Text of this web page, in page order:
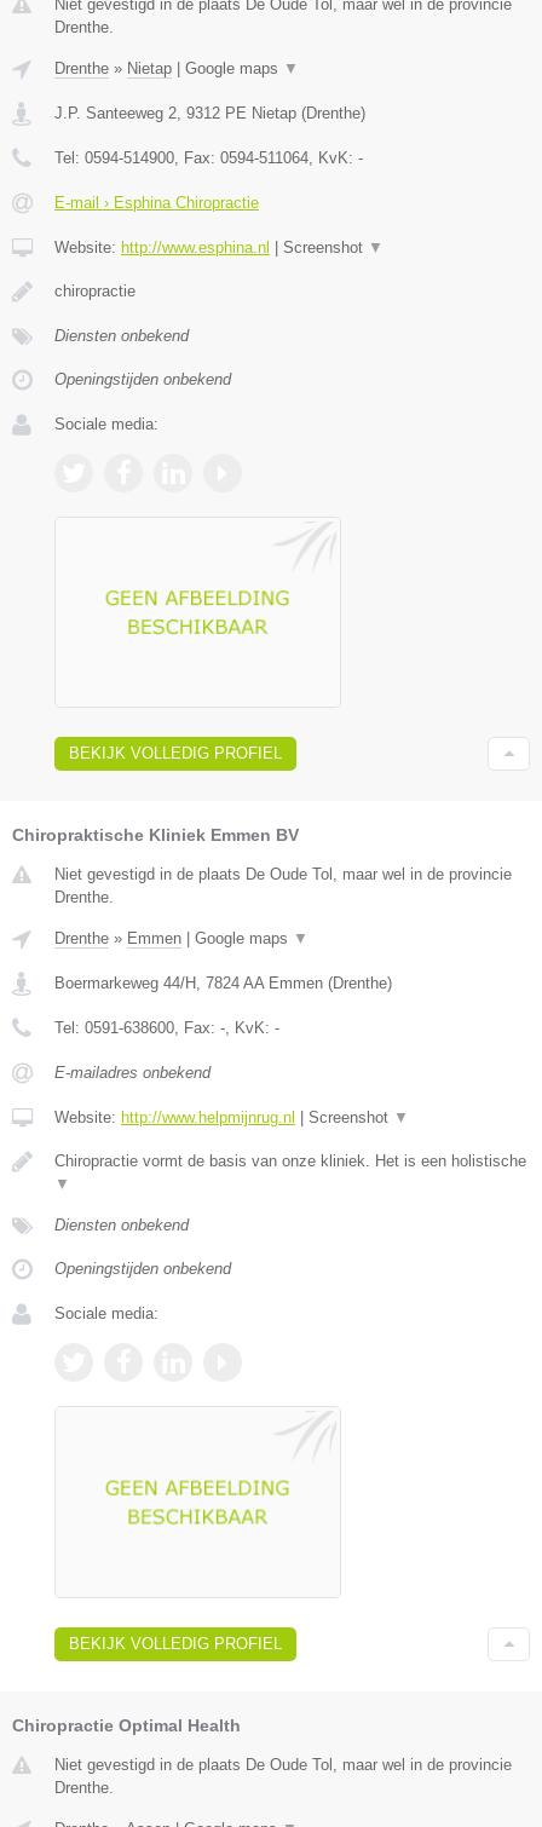
Niet gevestigd in de plaats De Oude Tol, maar wel in de provincie
Drenthe.
Drenthe » Nietap | Google maps ▼
J.P. Santeeweg 2 9312 PE Nietap (Drenthe)
Tel: 0594-514900 , Fax: 0594-511064 , KvK: -
E-mail › Esphina Chiropractie
Website: http://www.esphina.nl | Screenshot ▼
chiropractie
Diensten onbekend
Openingstijden onbekend
Sociale media:
BEKIJK VOLLEDIG PROFIEL
Chiropraktische Kliniek Emmen BV
Niet gevestigd in de plaats De Oude Tol, maar wel in de provincie
Drenthe.
Drenthe » Emmen Google maps ▼
Boermarkeweg 44/H , 7824 AA Emmen (Drenthe)
Tel: 0591-638600, Fax: -, KvK: -
E-mailadres onbekend
Website: http://www.helpmijnrug.nl Screenshot ▼
Chiropractie vormt de basis van onze kliniek. Het is een holistische
▼
Diensten onbekend
Openingstijden onbekend
Sociale media:
BEKIJK VOLLEDIG PROFIEL
Chiropractie Optimal Health
Niet gevestigd in de plaats De Oude Tol, maar wel in de provincie
Drenthe.